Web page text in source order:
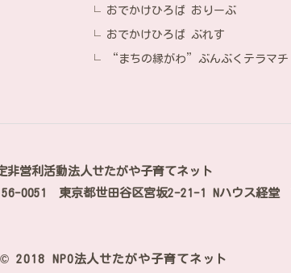
おでかけひろば おりーぶ
おでかけひろば ぶれす
“まちの縁がわ”ぶんぶくテラマチ
非営利活動法人せたがや子育てネット
0051 東京都世田谷区宮坂2-21-1 Nハウス経堂
© 2018 NPO法人せたがや子育てネット